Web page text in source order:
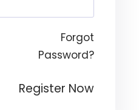
Forgot
Password?
Register Now